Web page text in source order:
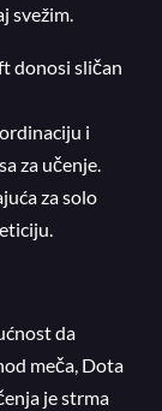
svežim.
donosi sličan
i
za učenje.
za solo
da
meča, Dota
je strma